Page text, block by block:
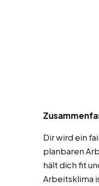
Dir wird ein
planbaren
hält dich fit
Arbeitsklima